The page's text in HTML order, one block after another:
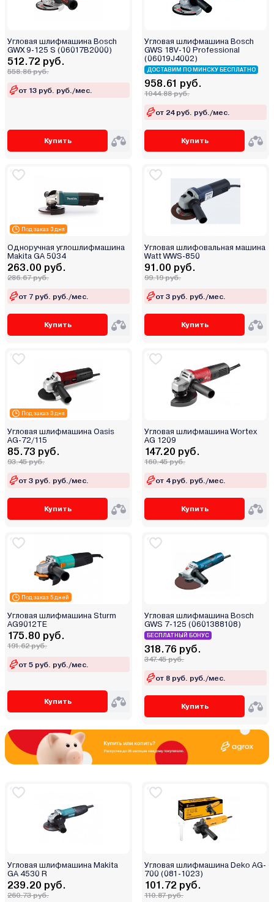
Угловая шлифмашина Bosch
GWX 9-125 S (06017B2000)
512.72 руб.
558.86 руб.
от 13 руб. руб./мес.
Купить
Угловая шлифмашина Bosch
GWS 18V-10 Professional
(06019J4002)
ДОСТАВИМ ПО МИНСКУ БЕСПЛАТНО
958.61 руб.
1044.88 руб.
от 24 руб. руб./мес.
Купить
Под заказ 3 дня
Одноручная углошлифмашина
Makita GA 5034
263.00 руб.
286.67 руб.
от 7 руб. руб./мес.
Купить
Угловая шлифовальная машина
Watt WWS-850
91.00 руб.
99.19 руб.
от 3 руб. руб./мес.
Купить
Под заказ 3 дня
Угловая шлифмашина Oasis
AG-72/115
85.73 руб.
93.45 руб.
от 3 руб. руб./мес.
Купить
Угловая шлифмашина Wortex
AG 1209
147.20 руб.
160.45 руб.
от 4 руб. руб./мес.
Купить
Под заказ 5 дней
Угловая шлифмашина Sturm
AG9012TE
175.80 руб.
191.62 руб.
от 5 руб. руб./мес.
Купить
Угловая шлифмашина Bosch
GWS 7-125 (0601388108)
БЕСПЛАТНЫЙ БОНУС
318.76 руб.
347.45 руб.
от 8 руб. руб./мес.
Купить
Угловая шлифмашина Makita
GA 4530 R
239.20 руб.
260.73 руб.
Угловая шлифмашина Deko AG-
700 (081-1023)
101.72 руб.
110.87 руб.